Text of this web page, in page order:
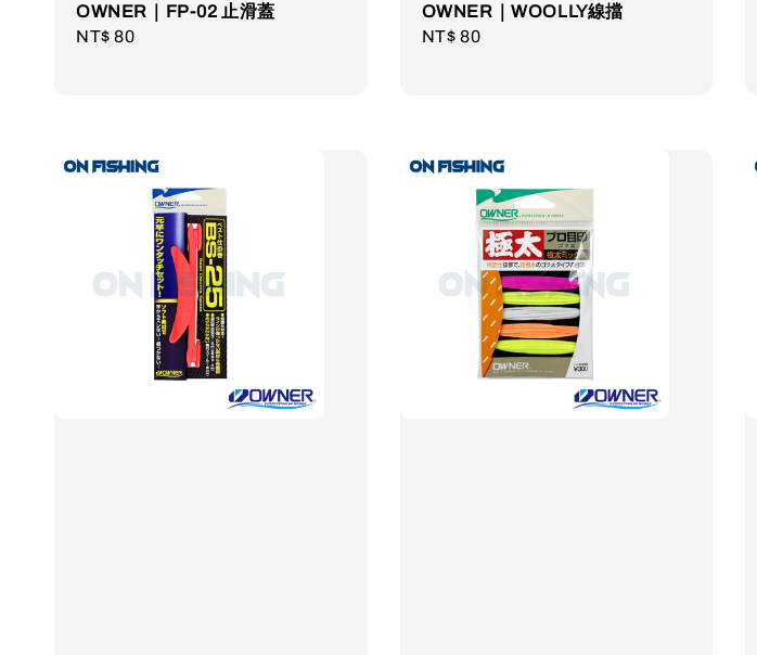
OWNER｜FP-02 止滑蓋
Regular
NT$ 80
OWNER｜WOOLLY線擋
Regular
NT$ 80